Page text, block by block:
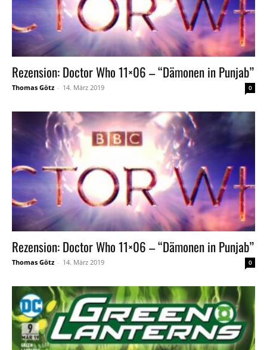
Rezension: Doctor Who 11×06 – “Dämonen in Punjab”
Thomas Götz - 14. März 2019 0
Rezension: Doctor Who 11×06 – “Dämonen in Punjab”
Thomas Götz - 14. März 2019 0